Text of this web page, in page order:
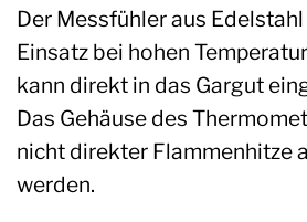
Der Messfühler aus
Einsatz bei hohen
kann direkt in das Gargut
Das Gehäuse des
nicht direkter Flammenhitze
werden.